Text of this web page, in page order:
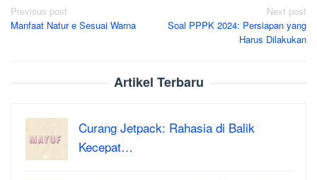
Post
navigation
Previous post
Manfaat Natur e Sesuai Warna
Next post
Soal PPPK 2024: Persiapan yang
Harus Dilakukan
Artikel Terbaru
Curang Jetpack: Rahasia di Balik
Kecepat…